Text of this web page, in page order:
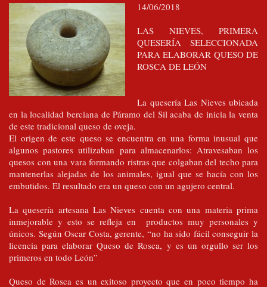
14/06/2018
LAS NIEVES, PRIMERA
QUESERÍA SELECCIONADA
PARA ELABORAR QUESO DE
ROSCA DE LEÓN
La quesería Las Nieves ubicada
en la localidad berciana de Páramo del Sil acaba de inicia la venta
de este tradicional queso de oveja.
El origen de este queso se encuentra en una forma inusual que
algunos pastores utilizaban para almacenarlos: Atravesaban los
quesos con una vara formando ristras que colgaban del techo para
mantenerlas alejadas de los animales, igual que se hacía con los
embutidos. El resultado era un queso con un agujero central.
La quesería artesana Las Nieves cuenta con una materia prima
inmejorable y esto se refleja en productos muy personales y
únicos. Según Oscar Costa, gerente, “no ha sido fácil conseguir la
licencia para elaborar Queso de Rosca, y es un orgullo ser los
primeros en todo León”
Queso de Rosca es un exitoso proyecto que en poco tiempo ha